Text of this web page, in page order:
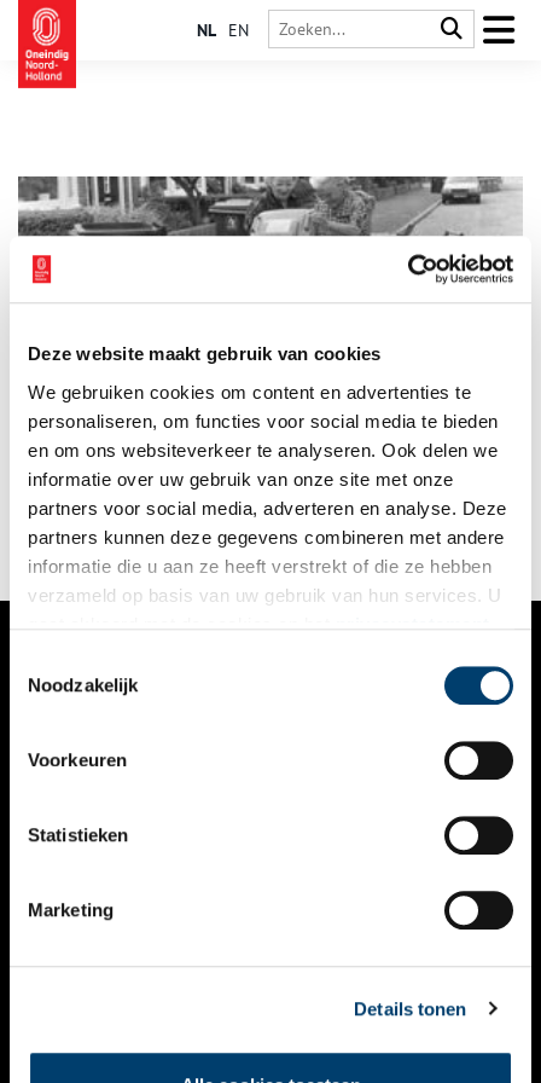
Deze website maakt gebruik van cookies
We gebruiken cookies om content en advertenties te
personaliseren, om functies voor social media te bieden
en om ons websiteverkeer te analyseren. Ook delen we
informatie over uw gebruik van onze site met onze
partners voor social media, adverteren en analyse. Deze
partners kunnen deze gegevens combineren met andere
informatie die u aan ze heeft verstrekt of die ze hebben
verzameld op basis van uw gebruik van hun services. U
Noodzakelijk
Voorkeuren
Statistieken
Marketing
Details tonen
NL EN
Scheiden van afval doen we tegenwoordig zelf. Vroeger was
dat anders. Tot ver na de Tweede Wereldoorlog kwamen er
overal “mannetjes” langs de deuren die geïnteresseerd waren
in bepaalde soorten afval. Wie kent niet van vroeger de
voddenboer en de schillenboer? Deze beroepen zijn echter,
mede door de Alkmaarse uitvinding van de kliko’s, uit het
straatbeeld verdwenen.
VERHALEN
KALENDER
THEMA’S
VIDEO’S
CONTACT